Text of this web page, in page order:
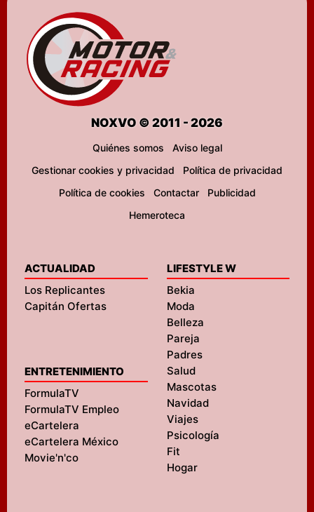
NOXVO © 2011 - 2026
Quiénes somos
Aviso legal
Gestionar cookies y privacidad
Política de privacidad
Política de cookies
Contactar
Publicidad
Hemeroteca
ACTUALIDAD
Los Replicantes
Capitán Ofertas
ENTRETENIMIENTO
FormulaTV
FormulaTV Empleo
eCartelera
eCartelera México
Movie'n'co
LIFESTYLE W
Bekia
Moda
Belleza
Pareja
Padres
Salud
Mascotas
Navidad
Viajes
Psicología
Fit
Hogar